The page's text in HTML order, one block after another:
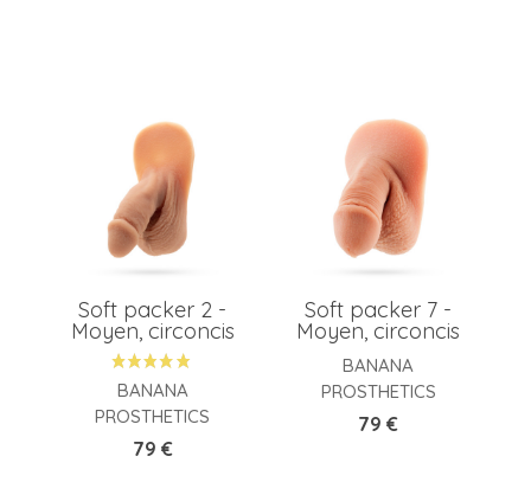
Soft packer 2 -
Moyen, circoncis
BANANA
PROSTHETICS
Prix
79 €
Soft packer 7 -
Moyen, circoncis
BANANA
PROSTHETICS
Prix
79 €